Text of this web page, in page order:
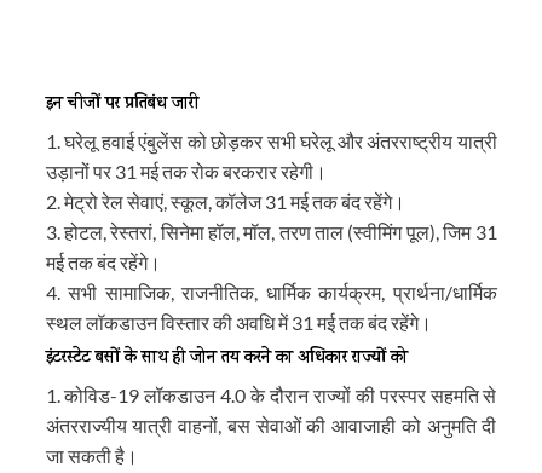
इन चीजों पर प्रतिबंध जारी
1. घरेलू हवाई एंबुलेंस को छोड़कर सभी घरेलू और अंतरराष्ट्रीय यात्री
उड़ानों पर 31 मई तक रोक बरकरार रहेगी।
2. मेट्रो रेल सेवाएं, स्कूल, कॉलेज 31 मई तक बंद रहेंगे।
3. होटल, रेस्तरां, सिनेमा हॉल, मॉल, तरण ताल (स्वीमिंग पूल), जिम 31
मई तक बंद रहेंगे।
4. सभी सामाजिक, राजनीतिक, धार्मिक कार्यक्रम, प्रार्थना/धार्मिक
स्थल लॉकडाउन विस्तार की अवधि में 31 मई तक बंद रहेंगे।
इंटरस्टेट बसों के साथ ही जोन तय करने का अधिकार राज्यों को
1. कोविड-19 लॉकडाउन 4.0 के दौरान राज्यों की परस्पर सहमति से
अंतरराज्यीय यात्री वाहनों, बस सेवाओं की आवाजाही को अनुमति दी
जा सकती है।